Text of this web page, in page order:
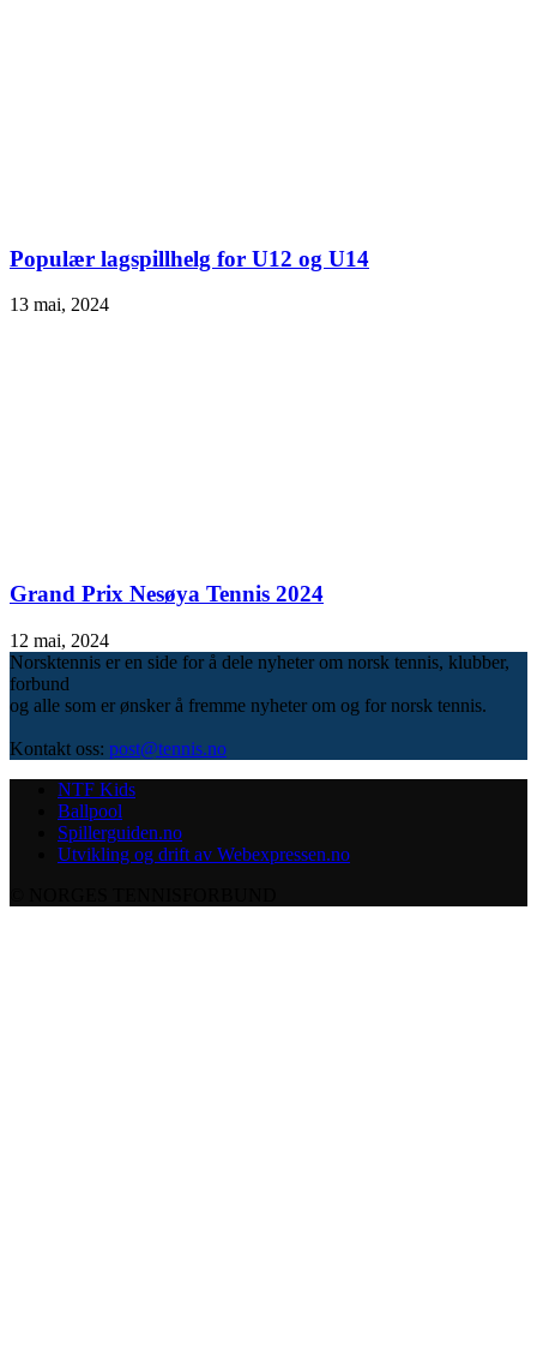
Populær lagspillhelg for U12 og U14
13 mai, 2024
Grand Prix Nesøya Tennis 2024
12 mai, 2024
Norsktennis er en side for å dele nyheter om norsk tennis, klubber,
forbund
og alle som er ønsker å fremme nyheter om og for norsk tennis.
Kontakt oss: post@tennis.no
NTF Kids
Ballpool
Spillerguiden.no
Utvikling og drift av Webexpressen.no